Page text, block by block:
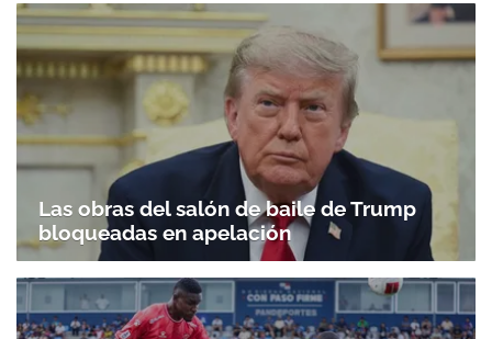
Las obras del salón de baile de Trump
bloqueadas en apelación